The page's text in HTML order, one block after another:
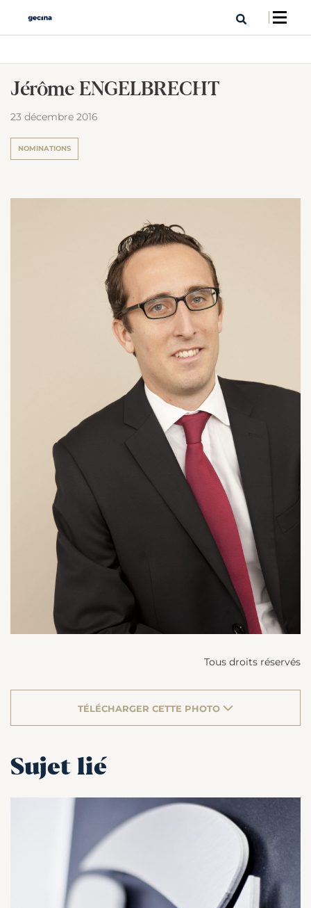
Jérôme ENGELBRECHT
23 décembre 2016
NOMINATIONS
Tous droits réservés
TÉLÉCHARGER CETTE PHOTO
Sujet lié